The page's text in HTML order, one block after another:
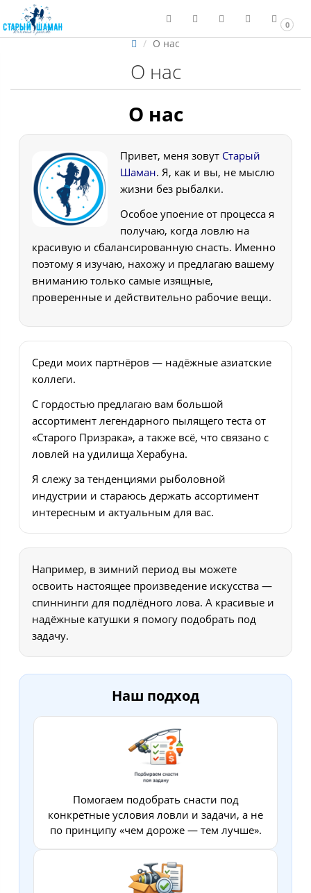
0
О нас
О нас
О нас
Привет, меня зовут Старый
Шаман. Я, как и вы, не мыслю
жизни без рыбалки.
Особое упоение от процесса я
получаю, когда ловлю на
красивую и сбалансированную снасть. Именно
поэтому я изучаю, нахожу и предлагаю вашему
вниманию только самые изящные,
проверенные и действительно рабочие вещи.
Среди моих партнёров — надёжные азиатские
коллеги.
С гордостью предлагаю вам большой
ассортимент легендарного пылящего теста от
«Старого Призрака», а также всё, что связано с
ловлей на удилища Херабуна.
Я слежу за тенденциями рыболовной
индустрии и стараюсь держать ассортимент
интересным и актуальным для вас.
Например, в зимний период вы можете
освоить настоящее произведение искусства —
спиннинги для подлёдного лова. А красивые и
надёжные катушки я помогу подобрать под
задачу.
Наш подход
Помогаем подобрать снасти под
конкретные условия ловли и задачи, а не
по принципу «чем дороже — тем лучше».